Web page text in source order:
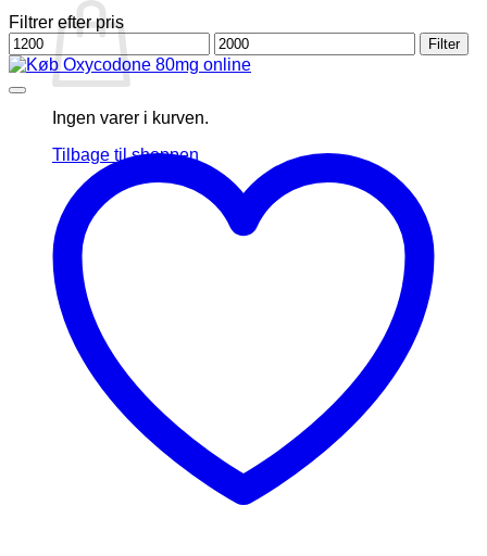
Ingen varer i kurven.
Tilbage til shoppen
Filtrer efter pris
Mindste
pris
Højeste
pris
Filter